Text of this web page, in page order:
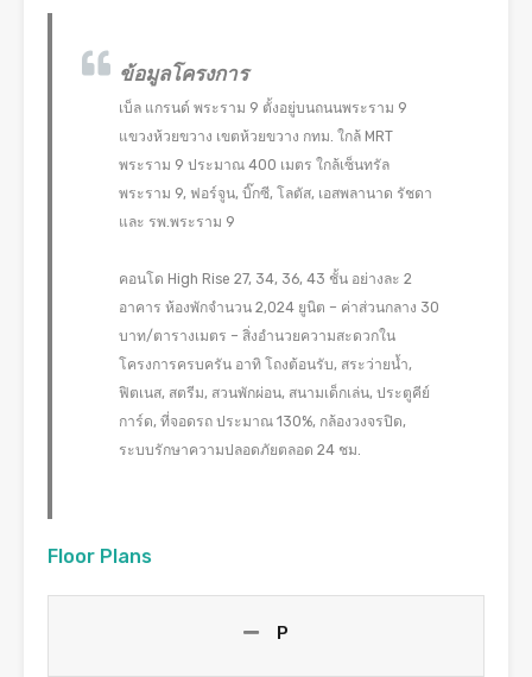
ข้อมูลโครงการ
เบ็ล แกรนด์ พระราม 9 ตั้งอยู่บนถนนพระราม 9
แขวงห้วยขวาง เขตห้วยขวาง กทม. ใกล้ MRT
พระราม 9 ประมาณ 400 เมตร ใกล้เซ็นทรัล
พระราม 9, ฟอร์จูน, บิ๊กซี, โลตัส, เอสพลานาด รัชดา
และ รพ.พระราม 9
คอนโด High Rise 27, 34, 36, 43 ชั้น อย่างละ 2
อาคาร ห้องพักจำนวน 2,024 ยูนิต – ค่าส่วนกลาง 30
บาท/ตารางเมตร – สิ่งอำนวยความสะดวกใน
โครงการครบครัน อาทิ โถงต้อนรับ, สระว่ายน้ำ,
ฟิตเนส, สตรีม, สวนพักผ่อน, สนามเด็กเล่น, ประตูคีย์
การ์ด, ที่จอดรถ ประมาณ 130%, กล้องวงจรปิด,
ระบบรักษาความปลอดภัยตลอด 24 ชม.
Floor Plans
P